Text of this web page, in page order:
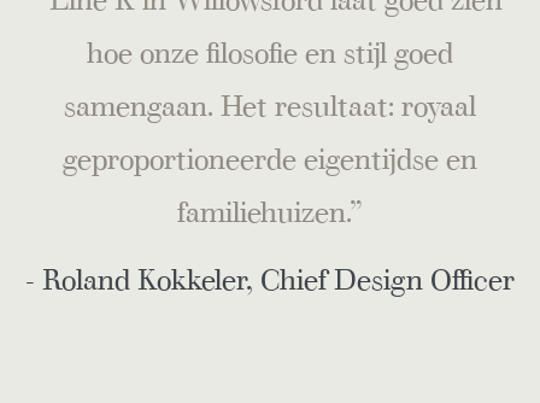
hoe onze filosofie en stijl goed
samengaan. Het resultaat: royaal
geproportioneerde eigentijdse en
familiehuizen.”
- Roland Kokkeler, Chief Design Officer